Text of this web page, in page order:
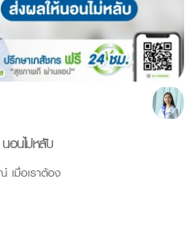
อนไม่หลับ
เมื่อเราต้อง